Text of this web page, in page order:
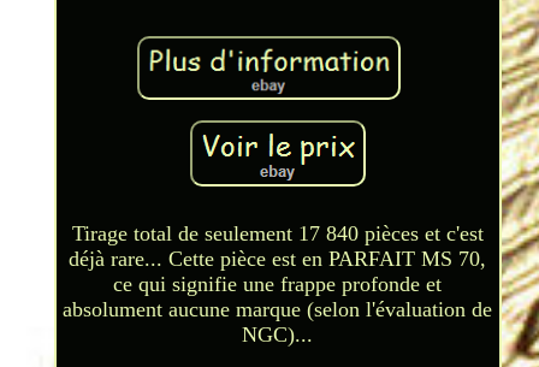
Tirage total de seulement 17 840 pièces et c'est
déjà rare... Cette pièce est en PARFAIT MS 70,
ce qui signifie une frappe profonde et
absolument aucune marque (selon l'évaluation de
NGC)...